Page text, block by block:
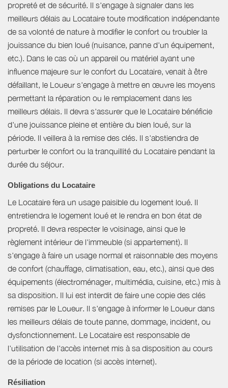
propreté et de sécurité. Il s'engage à signaler dans les
meilleurs délais au Locataire toute modification indépendante
de sa volonté de nature à modifier le confort ou troubler la
jouissance du bien loué (nuisance, panne d'un équipement,
etc.). Dans le cas où un appareil ou matériel ayant une
influence majeure sur le confort du Locataire, venait à être
défaillant, le Loueur s'engage à mettre en œuvre les moyens
permettant la réparation ou le remplacement dans les
meilleurs délais. Il devra s'assurer que le Locataire bénéficie
d'une jouissance pleine et entière du bien loué, sur la
période. Il veillera à la remise des clés. Il s'abstiendra de
perturber le confort ou la tranquillité du Locataire pendant la
durée du séjour.
Obligations du Locataire
Le Locataire fera un usage paisible du logement loué. Il
entretiendra le logement loué et le rendra en bon état de
propreté. Il devra respecter le voisinage, ainsi que le
règlement intérieur de l'immeuble (si appartement). Il
s'engage à faire un usage normal et raisonnable des moyens
de confort (chauffage, climatisation, eau, etc.), ainsi que des
équipements (électroménager, multimédia, cuisine, etc.) mis à
sa disposition. Il lui est interdit de faire une copie des clés
remises par le Loueur. Il s'engage à informer le Loueur dans
les meilleurs délais de toute panne, dommage, incident, ou
dysfonctionnement. Le Locataire est responsable de
l'utilisation de l'accès internet mis à sa disposition au cours
de la période de location (si accès internet).
Résiliation